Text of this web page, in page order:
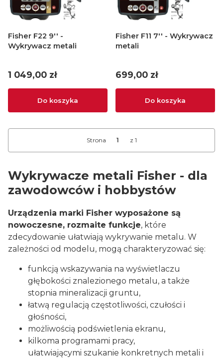
Fisher F22 9'' -
Wykrywacz metali
Cena
1 049,00 zł
Do koszyka
Fisher F11 7'' - Wykrywacz
metali
Cena
699,00 zł
Do koszyka
Strona z 1
Wykrywacze metali Fisher - dla
zawodowców i hobbystów
Urządzenia marki Fisher wyposażone są
nowoczesne, rozmaite funkcje, które
zdecydowanie ułatwiają wykrywanie metalu. W
zależności od modelu, mogą charakteryzować się:
funkcją wskazywania na wyświetlaczu
głębokości znalezionego metalu, a także
stopnia mineralizacji gruntu,
łatwą regulacją częstotliwości, czułości i
głośności,
możliwością podświetlenia ekranu,
kilkoma programami pracy,
ułatwiającymi szukanie konkretnych metali i